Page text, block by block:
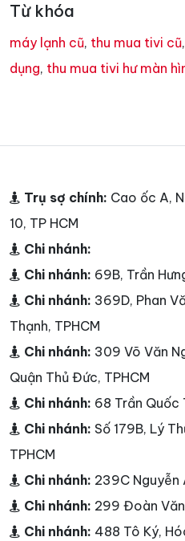
Từ khóa
máy lạnh cũ, thu mua tivi cũ,
dụng, thu mua tivi hư màn
Trụ sợ chính: Cao ốc A,
10, TP HCM
Chi nhánh:
Chi nhánh: 69B, Trần
Chi nhánh: 369D, Phan
Thạnh, TPHCM
Chi nhánh: 309 Võ Văn
Quận Thủ Đức, TPHCM
Chi nhánh: 68 Trần Quốc
Chi nhánh: Số 179B, Lý
TPHCM
Chi nhánh: 239C Nguyễn
Chi nhánh: 299 Đoàn Văn
Chi nhánh: 488 Tô Ký,